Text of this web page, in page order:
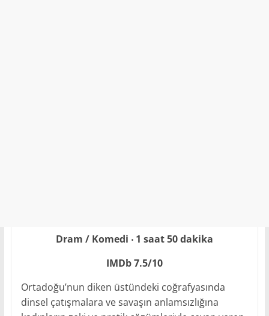
Dram / Komedi ‧ 1 saat 50 dakika
IMDb 7.5/10
Ortadoğu’nun diken üstündeki coğrafyasında
dinsel çatışmalara ve savaşın anlamsızlığına